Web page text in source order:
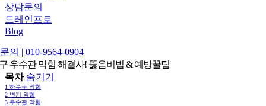
상담문의
드레인프로
Blog
의 | 010-9564-0904
우수관 막힘 해결사! 뚫음비법 & 예방꿀팁
목차 숨기기
1 하수구 막힘
2 변기 막힘
3 우수관 막힘